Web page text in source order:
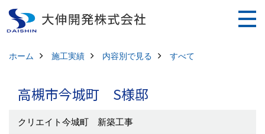
ホーム 施工実績 内容別で見る すべて
高槻市今城町 S様邸
クリエイト今城町 新築工事